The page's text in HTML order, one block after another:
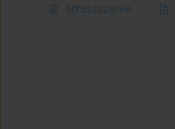
Streszczenie